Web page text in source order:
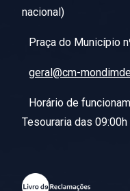
nacional)
Praça do Município
geral@cm-
Horário de
Tesouraria das